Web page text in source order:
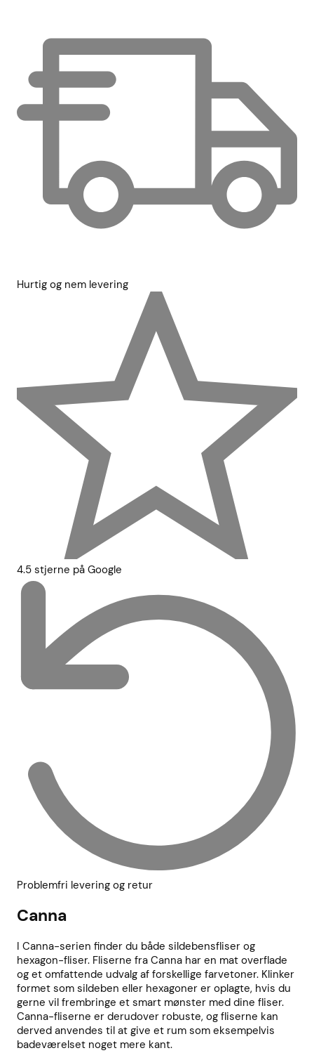
Hurtig og nem levering
4.5 stjerne på Google
Problemfri levering og retur
Canna
I Canna-serien finder du både sildebensfliser og
hexagon-fliser. Fliserne fra Canna har en mat overflade
og et omfattende udvalg af forskellige farvetoner. Klinker
formet som sildeben eller hexagoner er oplagte, hvis du
gerne vil frembringe et smart mønster med dine fliser.
Canna-fliserne er derudover robuste, og fliserne kan
derved anvendes til at give et rum som eksempelvis
badeværelset noget mere kant.